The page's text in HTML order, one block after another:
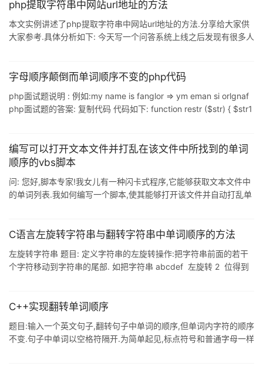
trim(preg_replace('/[=\'"]/','',$num,1),'"');//出现科学计数法,还原成
php提取字符串中网站url地址的方法
本文实例讲述了php提取字符串中网站url地址的方法.分享给大家供
大家参考.具体分析如下: 今天写一个问答系统上线之后发现有很多人
$postInfo['answer2'] ='可以的,商业贷款可摊还36%,公积金贷款可
款商业贷款可摊还36%,公积金贷款可摊还16%|||可以的,现在甲类公
积金是摊还比例htt
字母顺序颠倒而单词顺序不变的php代码
php面试题说明 : 例如:my name is fanglor => ym eman si orlgnaf
php面试题的答案: 复制代码 代码如下: function restr ($str) { $str1
return $str
编写可以打开文本文件并打乱在该文件中所找到的单词
顺序的vbs脚本
问: 您好,脚本专家!我女儿有一种闪卡式程序,它能够获取文本文件中
的单词列表.我如何编写一个脚本,使其能够打开该文件并自动打乱单
如何禁用服务以及如何映射网络驱动器.不过,有时我们也愿意处理那
虑的.系统管理员通常需要打乱文本文件中单词列表的顺序吗?可能不
需要.但是,若是只工作,不玩耍,想必聪明的小孩也
C语言左旋转字符串与翻转字符串中单词顺序的方法
左旋转字符串 题目: 定义字符串的左旋转操作:把字符串前面的若干
个字符移动到字符串的尾部. 如把字符串 abcdef 左旋转 2 位得到
法很多种,就不详细说明了. 我采用的是数组不对称的交换时间复杂度
"stdlib.h&q
C++实现翻转单词顺序
题目:输入一个英文句子,翻转句子中单词的顺序,但单词内字符的顺序
不变.句子中单词以空格符隔开.为简单起见,标点符号和普通字母一样